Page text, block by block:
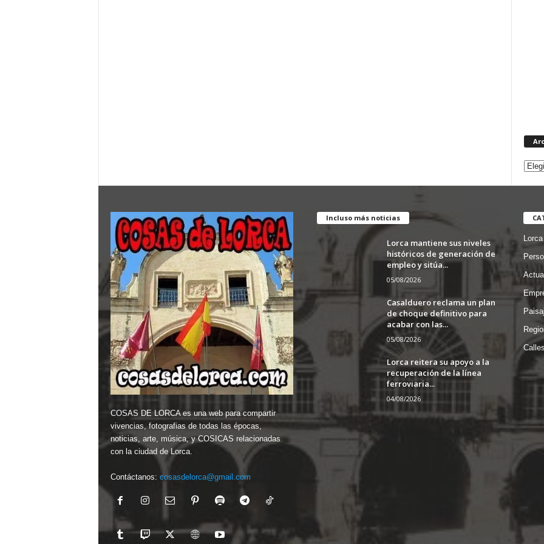
COSAS DE LORCA es una web para compartir
vivencias, fotografias de todas las épocas,
noticias, arte, música, y COSICAS relacionadas
con la ciudad de Lorca.
Contáctanos: cosasdelorca@gmail.com
Incluso más noticias
Lorca mantiene sus niveles
históricos de generación de
empleo y sitúa...
05/08/2026
Casalduero reclama un plan
de choque definitivo para
acabar con las...
05/08/2026
Lorca reitera su apoyo a la
recuperación de la línea
ferroviaria...
04/08/2026
Lorca